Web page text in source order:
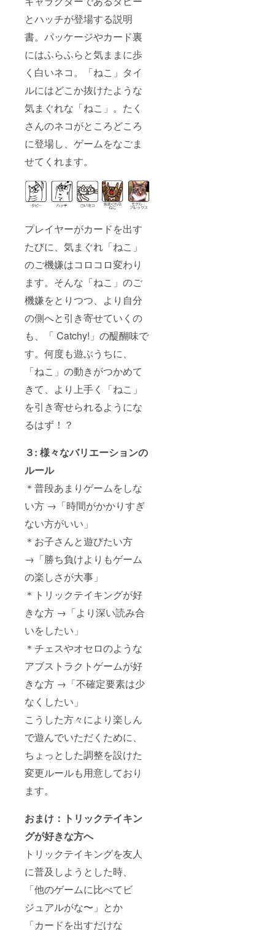
とハッチが登場する説明
書。パッケージやカード裏
にはふらふらと気ままに歩
く白いネコ。「ねこ」タイ
ルにはどこか抜けたような
気まぐれな「ねこ」。たく
さんのネコがところどころ
に登場し、ゲームをなごま
せてくれます。
プレイヤーがカードを出す
たびに、気まぐれ「ねこ」
のご機嫌はコロコロ変わり
ます。そんな「ねこ」のご
機嫌をとりつつ、より自分
の側へと引き寄せていくの
も、「 Catchy!」の醍醐味で
す。何度も遊ぶうちに、
「ねこ」の動きがつかめて
きて、より上手く「ねこ」
を引き寄せられるようにな
るはず！？
３: 様々なバリエーションの
ルール
＊普段あまりゲームをしな
い方 →「時間がかかりすぎ
ない方がいい」
＊お子さんと遊びたい方
→「勝ち負けよりもゲーム
の楽しさが大事」
＊トリックテイキングが好
きな方 →「より深い読み合
いをしたい」
＊チェスやオセロのような
アブストラクトゲームが好
きな方 →「不確定要素は少
なくしたい」
こうした方々により楽しん
で遊んでいただくために、
ちょっとした調整を設けた
変更ルールも用意しており
ます。
おまけ：トリックテイキン
グが好きな方へ
トリックテイキングを友人
に普及しようとした時、
「他のゲームに比べてビ
ジュアルがな〜」とか
「カードを出すだけな